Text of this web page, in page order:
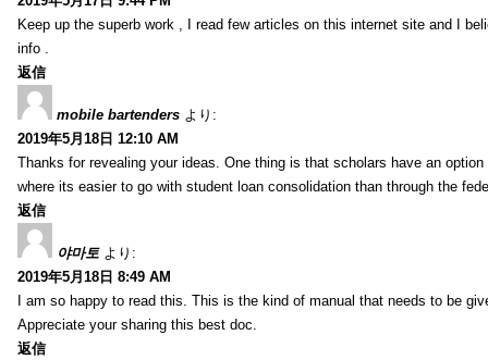
Keep up the superb work , I read few articles on this internet site and I
info .
返信
mobile bartenders より:
2019年5月18日 12:10 AM
Thanks for revealing your ideas. One thing is that scholars have an
where its easier to go with student loan consolidation than through the
返信
야마토 より:
2019年5月18日 8:49 AM
I am so happy to read this. This is the kind of manual that needs to be
Appreciate your sharing this best doc.
返信